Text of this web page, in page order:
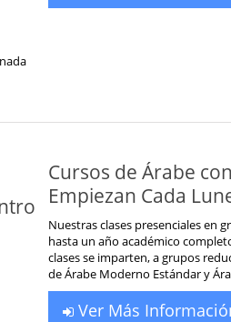
Cursos de Árabe
Empiezan Cada
Nuestras clases presenciales en
hasta un año académico
clases se imparten, a grupos
de Árabe Moderno Estándar y
Ver Más